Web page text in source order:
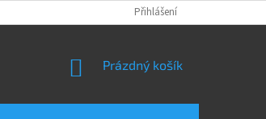
Přihlášení
NÁKUPNÍ
Prázdný košík